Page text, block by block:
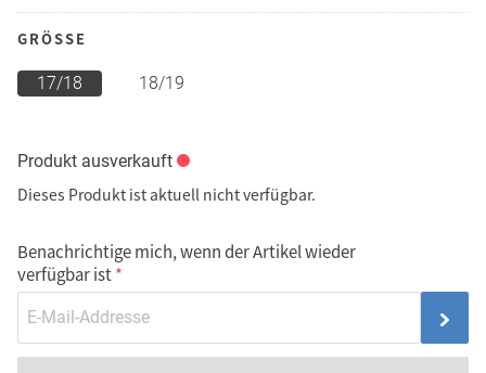
GRÖSSE
17/18 18/19
Produkt ausverkauft
Dieses Produkt ist aktuell nicht verfügbar.
Benachrichtige mich, wenn der Artikel wieder
verfügbar ist